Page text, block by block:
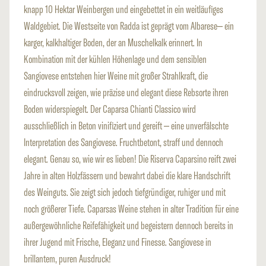
knapp 10 Hektar Weinbergen und eingebettet in ein weitläufiges
Waldgebiet. Die Westseite von Radda ist geprägt vom Albarese– ein
karger, kalkhaltiger Boden, der an Muschelkalk erinnert. In
Kombination mit der kühlen Höhenlage und dem sensiblen
Sangiovese entstehen hier Weine mit großer Strahlkraft, die
eindrucksvoll zeigen, wie präzise und elegant diese Rebsorte ihren
Boden widerspiegelt. Der Caparsa Chianti Classico wird
ausschließlich in Beton vinifiziert und gereift – eine unverfälschte
Interpretation des Sangiovese. Fruchtbetont, straff und dennoch
elegant. Genau so, wie wir es lieben! Die Riserva Caparsino reift zwei
Jahre in alten Holzfässern und bewahrt dabei die klare Handschrift
des Weinguts. Sie zeigt sich jedoch tiefgründiger, ruhiger und mit
noch größerer Tiefe. Caparsas Weine stehen in alter Tradition für eine
außergewöhnliche Reifefähigkeit und begeistern dennoch bereits in
ihrer Jugend mit Frische, Eleganz und Finesse. Sangiovese in
brillantem, puren Ausdruck!